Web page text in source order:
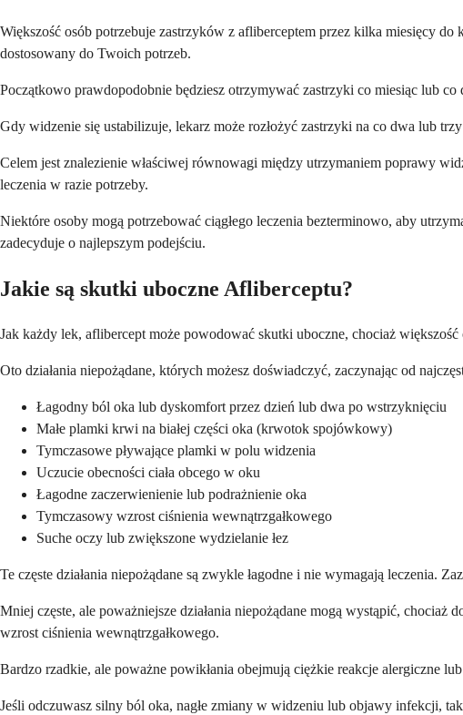
Większość osób potrzebuje zastrzyków z afliberceptem przez kilka miesięcy
dostosowany do Twoich potrzeb.
Początkowo prawdopodobnie będziesz otrzymywać zastrzyki co miesiąc lub
Gdy widzenie się ustabilizuje, lekarz może rozłożyć zastrzyki na co dwa lub
Celem jest znalezienie właściwej równowagi między utrzymaniem poprawy
leczenia w razie potrzeby.
Niektóre osoby mogą potrzebować ciągłego leczenia bezterminowo, aby
zadecyduje o najlepszym podejściu.
Jakie są skutki uboczne Afliberceptu?
Jak każdy lek, aflibercept może powodować skutki uboczne, chociaż
Oto działania niepożądane, których możesz doświadczyć, zaczynając od
Łagodny ból oka lub dyskomfort przez dzień lub dwa po wstrzyknięciu
Małe plamki krwi na białej części oka (krwotok spojówkowy)
Tymczasowe pływające plamki w polu widzenia
Uczucie obecności ciała obcego w oku
Łagodne zaczerwienienie lub podrażnienie oka
Tymczasowy wzrost ciśnienia wewnątrzgałkowego
Suche oczy lub zwiększone wydzielanie łez
Te częste działania niepożądane są zwykle łagodne i nie wymagają leczenia.
Mniej częste, ale poważniejsze działania niepożądane mogą wystąpić,
wzrost ciśnienia wewnątrzgałkowego.
Bardzo rzadkie, ale poważne powikłania obejmują ciężkie reakcje alergiczne
Jeśli odczuwasz silny ból oka, nagłe zmiany w widzeniu lub objawy infekcji,